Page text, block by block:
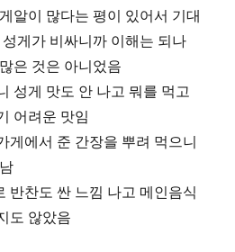
알이 많다는 평이 있어서 기대
게가 비싸니까 이해는 되나
은 것은 아니었음
성게 맛도 안 나고 뭐를 먹고
어려운 맛임
게에서 준 간장을 뿌려 먹으니
반찬도 싼 느낌 나고 메인음식
도 않았음